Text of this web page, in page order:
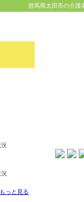
群馬県太田市の介護
っと見る